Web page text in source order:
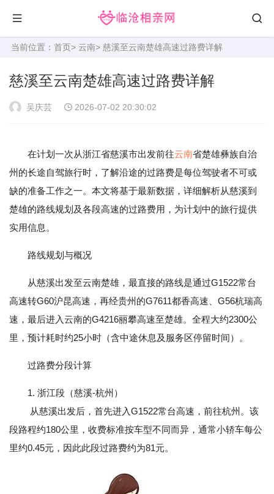
当前位置： 首页> 云南> 慈溪至云南楚雄高速过路费详解
慈溪至云南楚雄高速过路费详解
吴庆芸 2026-07-02 20:30:02
在计划一次从浙江省慈溪市出发前往云南省楚雄彝族自治
州的长途自驾旅行时，了解沿途的过路费是每位驾驶者不可或
缺的准备工作之一。本文将基于最新数据，详细解析从慈溪到
楚雄的路线规划及各段高速的过路费用，为计划中的旅行提供
实用信息。
路线规划与概况
从慈溪出发至云南楚雄，最直接的路线是通过G1522常台
高速转G60沪昆高速，再经贵州的G7611都香高速、G56杭瑞高
速，最后进入云南的G4216丽攀高速至楚雄。全程大约2300公
里，预计耗时约25小时（含中途休息及服务区停留时间）。
过路费分段计算
1. 浙江段（慈溪-杭州）
从慈溪出发后，首先进入G1522常台高速，前往杭州。该
段路程约180公里，收费标准按车型不同而异，通常小轿车每公
里约0.45元，因此此段过路费约为81元。